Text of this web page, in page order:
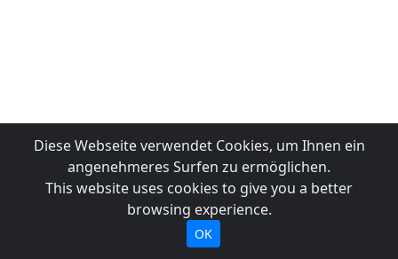
Diese Webseite verwendet Cookies, um Ihnen ein
angenehmeres Surfen zu ermöglichen.
This website uses cookies to give you a better
browsing experience.
OK